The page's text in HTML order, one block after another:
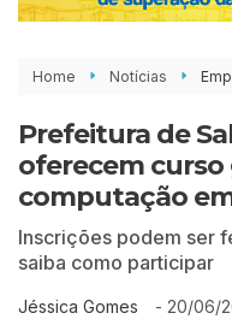
Home Notícias
Prefeitura de
oferecem
computação
Inscrições podem ser
saiba como participar
Jéssica Gomes - 20/06/